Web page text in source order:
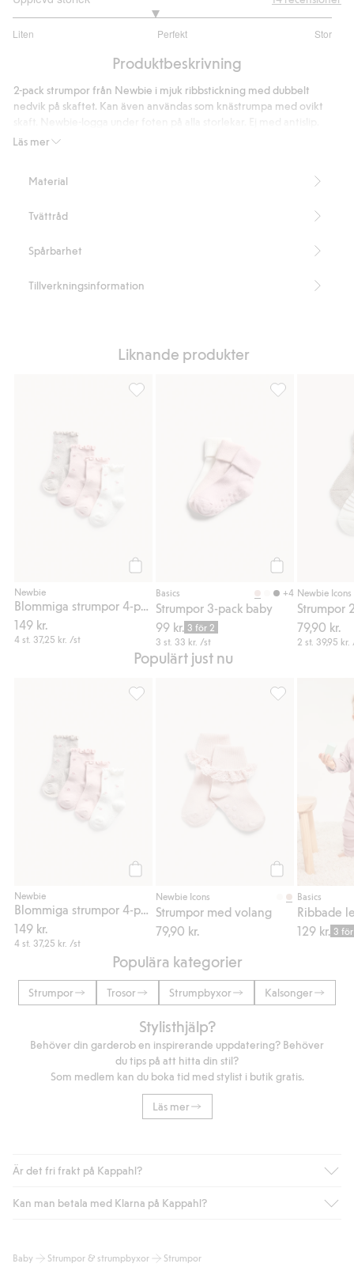
Liten Perfekt Stor
utav
9
betyg
Produktbeskrivning
Läs mer
2-pack strumpor från Newbie i mjuk ribbstickning med dubbelt
nedvik på skaftet. Kan även användas som knästrumpa med ovikt
Innehåller 77% ekologisk bomull.
Material
Tvättråd
Spårbarhet
Tillverkningsinformation
Liknande produkter
Newbie
149 kr.
4 st. 37,25 kr. /st
Basics +4
Strumpor 3-pack baby
99 kr. 3 för 2
3 st. 33 kr. /st
Newbie Icons
Strumpor
79,90 kr.
2 st. 39,95 kr.
Populärt just nu
Newbie
149 kr.
4 st. 37,25 kr. /st
Newbie Icons
Strumpor med volang
79,90 kr.
Basics
129 kr. 3
Populära kategorier
Strumpor Trosor Strumpbyxor Kalsonger
Stylisthjälp?
Behöver din garderob en inspirerande uppdatering? Behöver
du tips på att hitta din stil?
Som medlem kan du boka tid med stylist i butik gratis.
Läs mer
Är det fri frakt på Kappahl?
Är du medlem i Kappahl Club har du alltid gratis frakt till butik
automatik efter du loggat in och identifierats som medlem.
Kan man betala med Klarna på Kappahl?
bland annat faktura och swish men även andra betalningssätt.
Baby Strumpor & strumpbyxor Strumpor